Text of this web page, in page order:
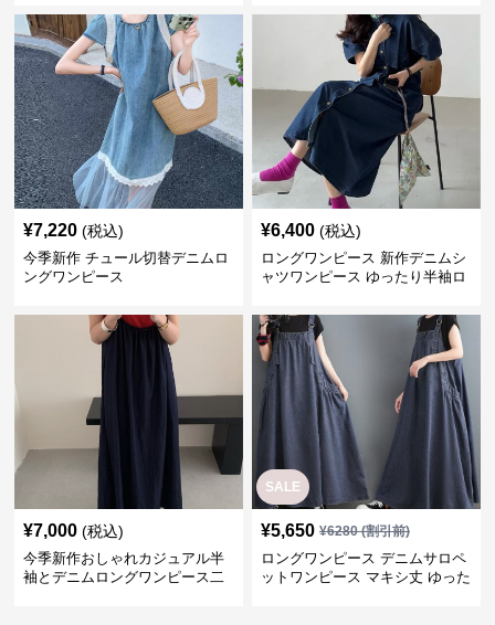
¥7,220 (税込)
今季新作 チュール切替デニムロ
ングワンピース
¥6,400 (税込)
ロングワンピース 新作デニムシ
ャツワンピース ゆったり半袖ロ
¥7,000 (税込)
今季新作おしゃれカジュアル半
袖とデニムロングワンピース二
SALE
¥5,650 ¥6280(割引前)
ロングワンピース デニムサロペ
ットワンピース マキシ丈 ゆった